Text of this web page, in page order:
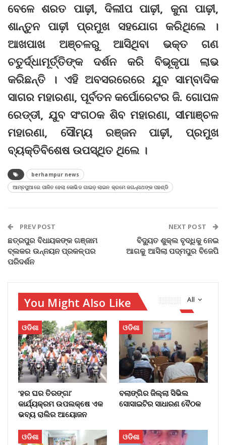
ବେଳେ ଶରତ ପାଢ଼ୀ, ଦିଲୀପ ପାଢ଼ୀ, କୁନା ପାଢ଼ୀ,
ଶାନ୍ତୁନ ପାଢ଼ୀ ପ୍ରମୁଖ ସହଯୋଗ କରିଥିଲେ ।
ଆଖପାଖ ଅଞ୍ଚଳରୁ ଆସିଥିବା ଭକ୍ତ ଗଣ
ଚତୁର୍ଦ୍ଧାମୂର୍ତ୍ତିଙ୍କ ଦର୍ଶନ କରି ବିଭୂକୃପା ଲାଭ
କରିଛନ୍ତି । ଏହି ଅବସରରେରେ ଯୁବ ସାମ୍ବାଦିକ
ସାଗର ମହାରଣା, ପୂର୍ବତନ କର୍ପୋରେଟର ଜି. ଗୋପଳ
ରେଡ୍ଡୀ, ଯୁବ ସଂଗଠକ ଶିବ ମହାରଣା, ସୀମାଞ୍ଚଳ
ମହାରଣା, ସୌମ୍ୟ ରଞ୍ଜନ ପାଢ଼ୀ, ପ୍ରମୁଖ
ବ୍ୟକ୍ତିବିଶେଷ ଉପସ୍ଥିତ ଥିଲେ ।
berhampur news
ଆମ୍ବପୁଆରେ ପାଳିତ ହେଲା କୋଭିଡ ଗାଇଡ଼ ଲାଇନ କ୍ରମେ ଜଗନ୍ନାଥଙ୍କ ପହଣ୍ଡି
PREV POST
ଛତ୍ରପୁର ବିଧାୟକଙ୍କ ଗଞ୍ଜାମ
ବ୍ଲକର ଉନ୍ନୟନ ପ୍ରକଳ୍ପର
ପରିଦର୍ଶନ
NEXT POST
ବିଦ୍ୟୁତ ଶୁକ୍ଲ ବୃଦ୍ଧିକୁ ନେଇ
ଆଗକୁ ଆସିଲା ପଦ୍ମପୁର ବିଜେପି
All
You Might Also Like
ଓଡିଶା
‘ହର ଘର ତିରଙ୍ଗା’
କାର୍ଯ୍ୟକ୍ରମ ଉପଲକ୍ଷେ ଏକ
ଭବ୍ୟ ରାଲିର ଆୟୋଜନ
ଓଡିଶା
ବଲାଙ୍ଗିର ଜିଲ୍ଲା ସିଭିଲ
ସୋସାଇଟିର ସାଧାରଣ ବୈଠକ
ଓଡିଶା ଓଡିଶା